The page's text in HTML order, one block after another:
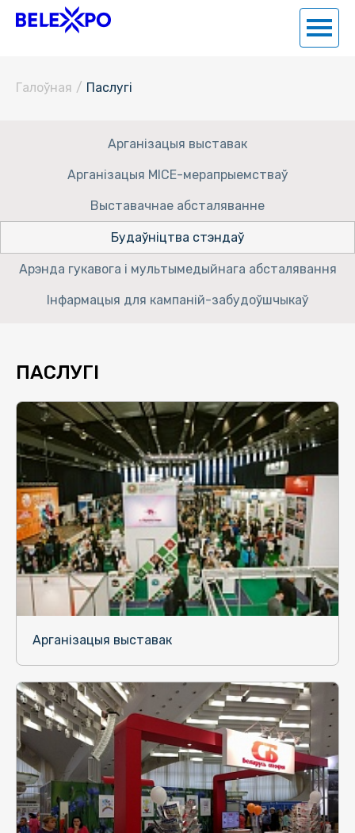
Галоўная / Паслугi
Арганізацыя выставак
Арганізацыя MICE-мерапрыемстваў
Выставачнае абсталяванне
Будаўніцтва стэндаў
Арэнда гукавога і мультымедыйнага абсталявання
Інфармацыя для кампаній-забудоўшчыкаў
ПАСЛУГІ
Арганізацыя выставак